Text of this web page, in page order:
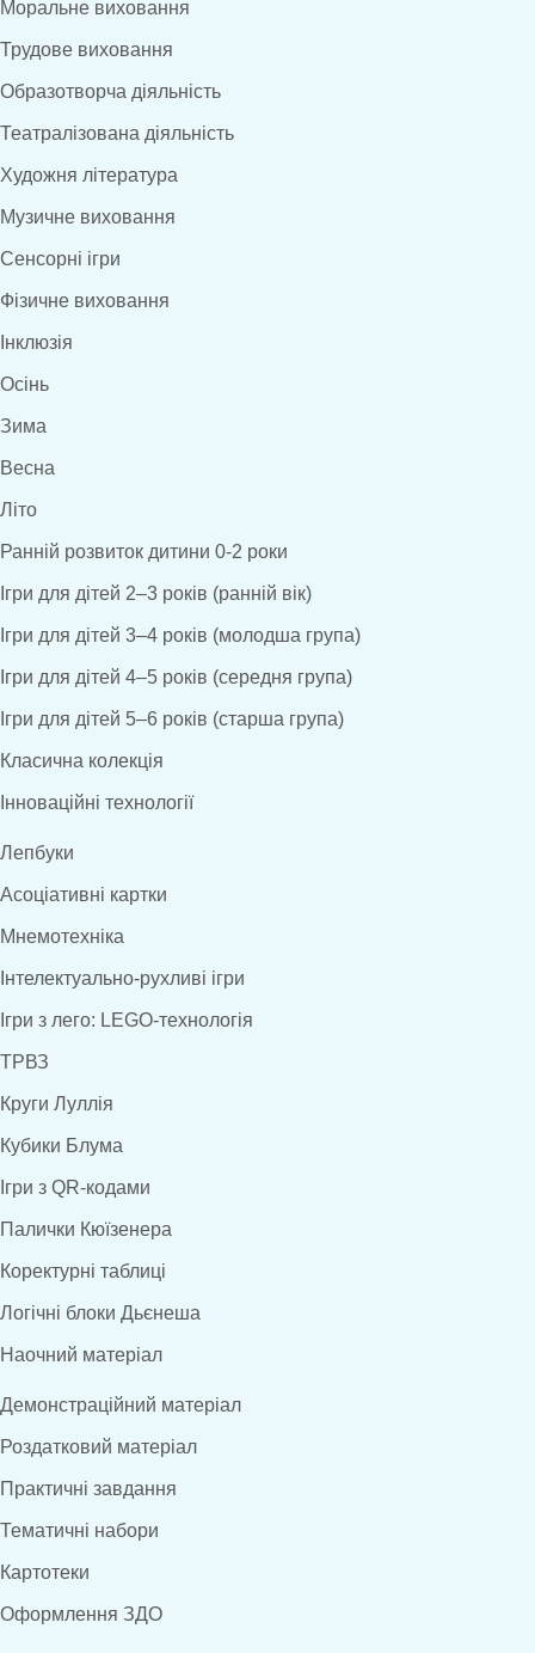
Моральне виховання
Трудове виховання
Образотворча діяльність
Театралізована діяльність
Художня література
Музичне виховання
Сенсорні ігри
Фізичне виховання
Інклюзія
Осінь
Зима
Весна
Літо
Ранній розвиток дитини 0-2 роки
Ігри для дітей 2–3 років (ранній вік)
Ігри для дітей 3–4 років (молодша група)
Ігри для дітей 4–5 років (середня група)
Ігри для дітей 5–6 років (старша група)
Класична колекція
Інноваційні технології
Лепбуки
Асоціативні картки
Мнемотехніка
Інтелектуально-рухливі ігри
Ігри з лего: LEGO-технологія
ТРВЗ
Круги Луллія
Кубики Блума
Ігри з QR-кодами
Палички Кюїзенера
Коректурні таблиці
Логічні блоки Дьєнеша
Наочний матеріал
Демонстраційний матеріал
Роздатковий матеріал
Практичні завдання
Тематичні набори
Картотеки
Оформлення ЗДО